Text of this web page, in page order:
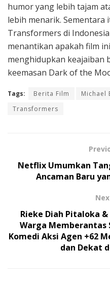
humor yang lebih tajam
lebih menarik. Sementara
Transformers di
menantikan apakah film
menghidupkan keajaiban
keemasan Dark of the
Tags: Berita Film Michael
Transformers
Netflix Umumkan
Ancaman Baru
Rieke Diah Pitaloka
Warga Memberantas
Komedi Aksi Agen +62
dan Dekat